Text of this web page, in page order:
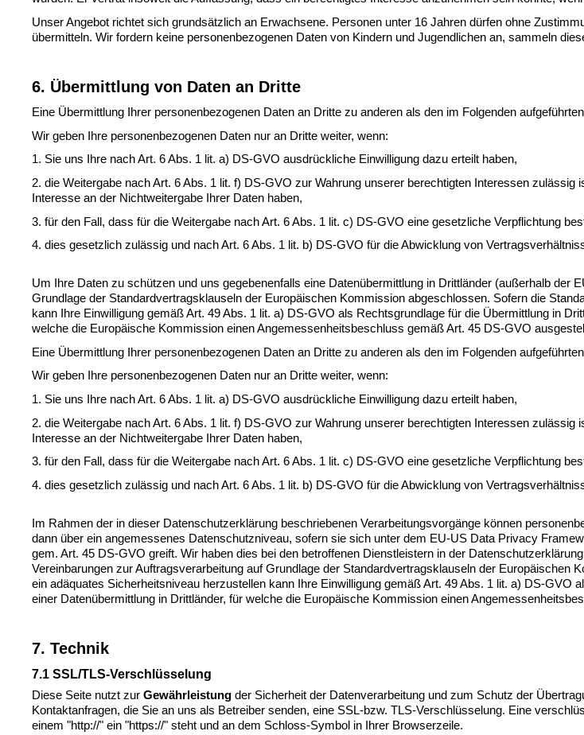
Unser Angebot richtet sich grundsätzlich an Erwachsene. Personen unter 16 Jahren dürfen ohne
übermitteln. Wir fordern keine personenbezogenen Daten von Kindern und Jugendlichen an, sammeln
6. Übermittlung von Daten an Dritte
Eine Übermittlung Ihrer personenbezogenen Daten an Dritte zu anderen als den im Folgenden
Wir geben Ihre personenbezogenen Daten nur an Dritte weiter, wenn:
1. Sie uns Ihre nach Art. 6 Abs. 1 lit. a) DS-GVO ausdrückliche Einwilligung dazu erteilt haben,
2. die Weitergabe nach Art. 6 Abs. 1 lit. f) DS-GVO zur Wahrung unserer berechtigten Interessen
Interesse an der Nichtweitergabe Ihrer Daten haben,
3. für den Fall, dass für die Weitergabe nach Art. 6 Abs. 1 lit. c) DS-GVO eine gesetzliche Verpflichtung
4. dies gesetzlich zulässig und nach Art. 6 Abs. 1 lit. b) DS-GVO für die Abwicklung von
Um Ihre Daten zu schützen und uns gegebenenfalls eine Datenübermittlung in Drittländer (außerhalb der
Grundlage der Standardvertragsklauseln der Europäischen Kommission abgeschlossen. Sofern die
kann Ihre Einwilligung gemäß Art. 49 Abs. 1 lit. a) DS-GVO als Rechtsgrundlage für die Übermittlung in
welche die Europäische Kommission einen Angemessenheitsbeschluss gemäß Art. 45 DS-GVO
Eine Übermittlung Ihrer personenbezogenen Daten an Dritte zu anderen als den im Folgenden
Wir geben Ihre personenbezogenen Daten nur an Dritte weiter, wenn:
1. Sie uns Ihre nach Art. 6 Abs. 1 lit. a) DS-GVO ausdrückliche Einwilligung dazu erteilt haben,
2. die Weitergabe nach Art. 6 Abs. 1 lit. f) DS-GVO zur Wahrung unserer berechtigten Interessen
Interesse an der Nichtweitergabe Ihrer Daten haben,
3. für den Fall, dass für die Weitergabe nach Art. 6 Abs. 1 lit. c) DS-GVO eine gesetzliche Verpflichtung
4. dies gesetzlich zulässig und nach Art. 6 Abs. 1 lit. b) DS-GVO für die Abwicklung von
Im Rahmen der in dieser Datenschutzerklärung beschriebenen Verarbeitungsvorgänge können
dann über ein angemessenes Datenschutzniveau, sofern sie sich unter dem EU-US Data Privacy
gem. Art. 45 DS-GVO greift. Wir haben dies bei den betroffenen Dienstleistern in der
Vereinbarungen zur Auftragsverarbeitung auf Grundlage der Standardvertragsklauseln der
ein adäquates Sicherheitsniveau herzustellen kann Ihre Einwilligung gemäß Art. 49 Abs. 1 lit. a) DS-GVO
einer Datenübermittlung in Drittländer, für welche die Europäische Kommission einen
7. Technik
7.1 SSL/TLS-Verschlüsselung
Diese Seite nutzt zur Gewährleistung der Sicherheit der Datenverarbeitung und zum Schutz der
Kontaktanfragen, die Sie an uns als Betreiber senden, eine SSL-bzw. TLS-Verschlüsselung. Eine
einem "http://" ein "https://" steht und an dem Schloss-Symbol in Ihrer Browserzeile.